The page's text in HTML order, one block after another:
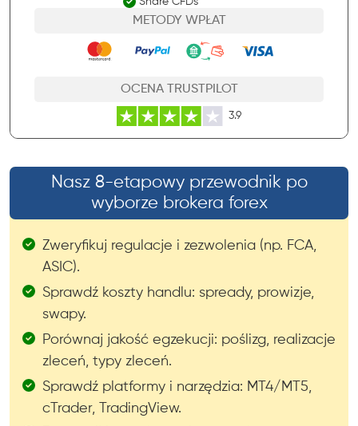
METODY WPŁAT
OCENA TRUSTPILOT
3.9
Nasz 8-etapowy przewodnik po
wyborze brokera forex
Zweryfikuj regulacje i zezwolenia (np. FCA,
ASIC).
Sprawdź koszty handlu: spready, prowizje,
swapy.
Porównaj jakość egzekucji: poślizg, realizacje
zleceń, typy zleceń.
Sprawdź platformy i narzędzia: MT4/MT5,
cTrader, TradingView.